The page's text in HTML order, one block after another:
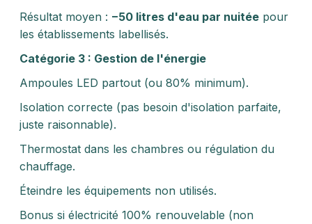
Résultat moyen : −50 litres d'eau par nuitée pour
les établissements labellisés.
Catégorie 3 : Gestion de l'énergie
Ampoules LED partout (ou 80% minimum).
Isolation correcte (pas besoin d'isolation parfaite,
juste raisonnable).
Thermostat dans les chambres ou régulation du
chauffage.
Éteindre les équipements non utilisés.
Bonus si électricité 100% renouvelable (non